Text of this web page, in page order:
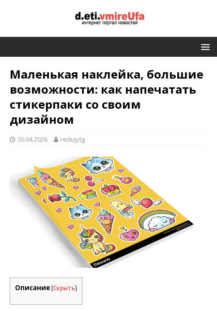
Маленькая наклейка, большие
возможности: как напечатать
стикерпаки со своим
дизайном
30.04.2026 redujytg
Описание [Скрыть]